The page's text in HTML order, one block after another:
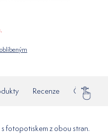
Recenze Často
s fotopotiskem z obou stran.